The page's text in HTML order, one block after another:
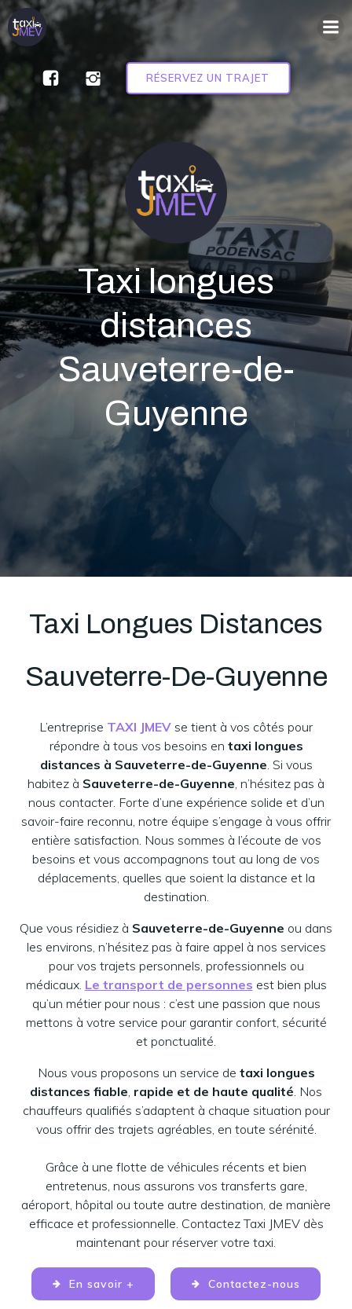
Aller
RÉSERVEZ UN TRAJET
Taxi longues
distances
Sauveterre-de-
Guyenne
Taxi Longues Distances
Sauveterre-De-Guyenne
L’entreprise TAXI JMEV se tient à vos côtés pour
répondre à tous vos besoins en taxi longues
distances à Sauveterre-de-Guyenne. Si vous
habitez à Sauveterre-de-Guyenne, n’hésitez pas à
nous contacter. Forte d’une expérience solide et d’un
savoir-faire reconnu, notre équipe s’engage à vous offrir
entière satisfaction. Nous sommes à l’écoute de vos
besoins et vous accompagnons tout au long de vos
déplacements, quelles que soient la distance et la
destination.
Que vous résidiez à Sauveterre-de-Guyenne ou dans
les environs, n’hésitez pas à faire appel à nos services
pour vos trajets personnels, professionnels ou
médicaux. Le transport de personnes est bien plus
qu’un métier pour nous : c’est une passion que nous
mettons à votre service pour garantir confort, sécurité
et ponctualité.
Nous vous proposons un service de taxi longues
distances fiable, rapide et de haute qualité. Nos
chauffeurs qualifiés s’adaptent à chaque situation pour
vous offrir des trajets agréables, en toute sérénité.
Grâce à une flotte de véhicules récents et bien
entretenus, nous assurons vos transferts gare,
aéroport, hôpital ou toute autre destination, de manière
efficace et professionnelle. Contactez Taxi JMEV dès
maintenant pour réserver votre taxi.
En savoir + Contactez-nous